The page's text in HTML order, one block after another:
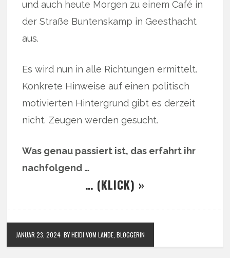
und auch heute Morgen zu einem Café in
der Straße Buntenskamp in Geesthacht
aus.
Es wird nun in alle Richtungen ermittelt.
Konkrete Hinweise auf einen politisch
motivierten Hintergrund gibt es derzeit
nicht. Zeugen werden gesucht.
Was genau passiert ist, das erfahrt ihr
nachfolgend …
… (KLICK) »
JANUAR 23, 2024 BY HEIDI VOM LANDE, BLOGGERIN